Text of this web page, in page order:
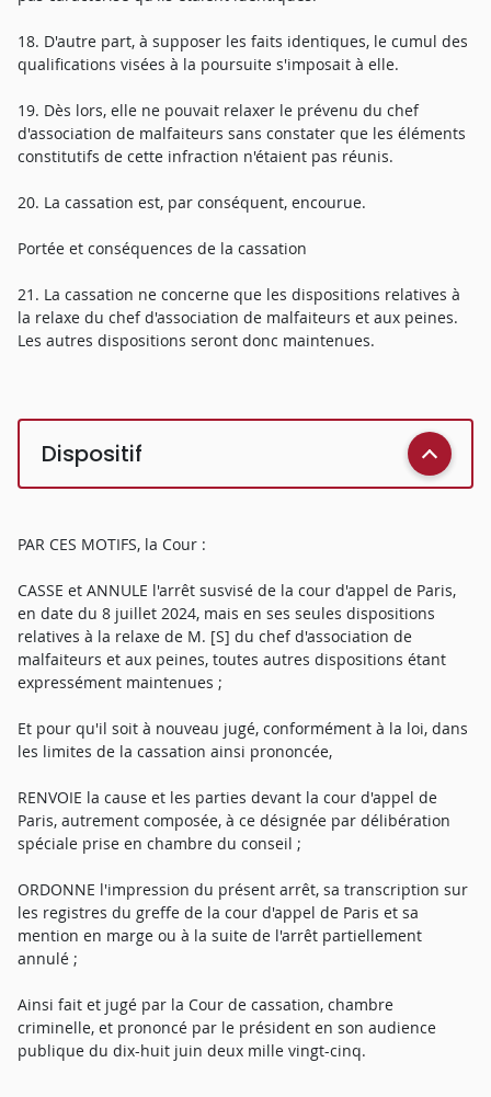
18. D'autre part, à supposer les faits identiques, le cumul des
qualifications visées à la poursuite s'imposait à elle.
19. Dès lors, elle ne pouvait relaxer le prévenu du chef
d'association de malfaiteurs sans constater que les éléments
constitutifs de cette infraction n'étaient pas réunis.
20. La cassation est, par conséquent, encourue.
Portée et conséquences de la cassation
21. La cassation ne concerne que les dispositions relatives à
la relaxe du chef d'association de malfaiteurs et aux peines.
Les autres dispositions seront donc maintenues.
Dispositif
PAR CES MOTIFS, la Cour :
CASSE et ANNULE l'arrêt susvisé de la cour d'appel de Paris,
en date du 8 juillet 2024, mais en ses seules dispositions
relatives à la relaxe de M. [S] du chef d'association de
malfaiteurs et aux peines, toutes autres dispositions étant
expressément maintenues ;
Et pour qu'il soit à nouveau jugé, conformément à la loi, dans
les limites de la cassation ainsi prononcée,
RENVOIE la cause et les parties devant la cour d'appel de
Paris, autrement composée, à ce désignée par délibération
spéciale prise en chambre du conseil ;
ORDONNE l'impression du présent arrêt, sa transcription sur
les registres du greffe de la cour d'appel de Paris et sa
mention en marge ou à la suite de l'arrêt partiellement
annulé ;
Ainsi fait et jugé par la Cour de cassation, chambre
criminelle, et prononcé par le président en son audience
publique du dix-huit juin deux mille vingt-cinq.